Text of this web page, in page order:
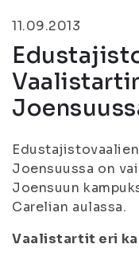
11.09.2013
Joensuussa on
Joensuun
Carelian aulassa.
Vaalistartit eri